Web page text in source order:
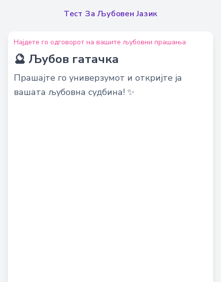
Тест За Љубовен Јазик
Најдете го одговорот на вашите љубовни прашања
🔮 Љубов гатачка
Прашајте го универзумот и откријте ја
вашата љубовна судбина! ✨